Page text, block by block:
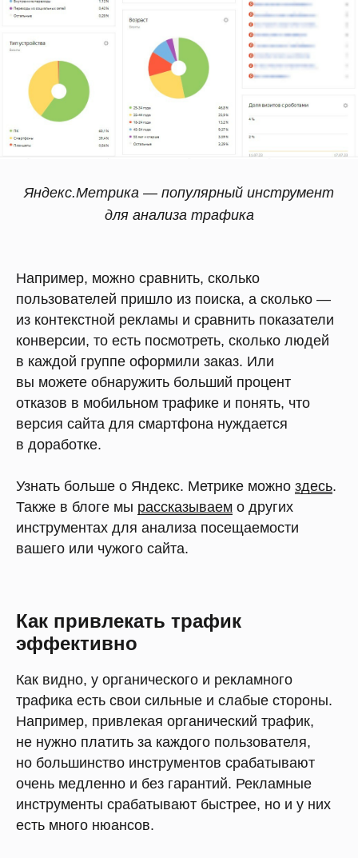
Яндекс.Метрика — популярный инструмент
для анализа трафика
Например, можно сравнить, сколько
пользователей пришло из поиска, а сколько —
из контекстной рекламы и сравнить показатели
конверсии, то есть посмотреть, сколько людей
в каждой группе оформили заказ. Или
вы можете обнаружить больший процент
отказов в мобильном трафике и понять, что
версия сайта для смартфона нуждается
в доработке.
Узнать больше о Яндекс. Метрике можно здесь.
Также в блоге мы рассказываем о других
инструментах для анализа посещаемости
вашего или чужого сайта.
Как привлекать трафик
эффективно
Как видно, у органического и рекламного
трафика есть свои сильные и слабые стороны.
Например, привлекая органический трафик,
не нужно платить за каждого пользователя,
но большинство инструментов срабатывают
очень медленно и без гарантий. Рекламные
инструменты срабатывают быстрее, но и у них
есть много нюансов.